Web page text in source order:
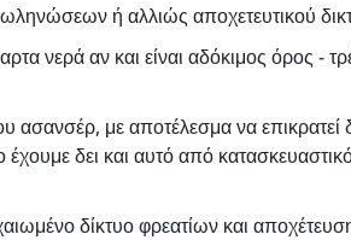
ή αλλιώς αποχετευτικού
νερά αν και είναι αδόκιμος όρος -
ασανσέρ, με αποτέλεσμα να επικρατεί
δει και αυτό από
δίκτυο φρεατίων και